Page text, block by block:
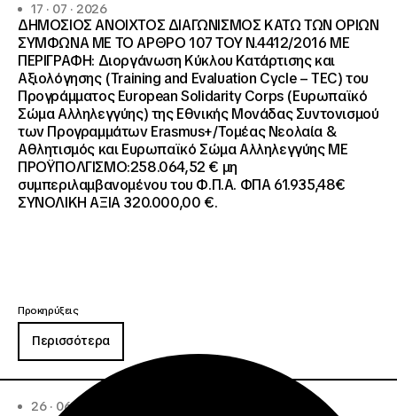
17 · 07 · 2026
ΔΗΜΟΣΙΟΣ ΑΝΟΙΧΤΟΣ ΔΙΑΓΩΝΙΣΜΟΣ ΚΑΤΩ ΤΩΝ ΟΡΙΩΝ
ΣΥΜΦΩΝΑ ΜΕ ΤΟ ΑΡΘΡΟ 107 ΤΟΥ Ν.4412/2016 ΜΕ
ΠΕΡΙΓΡΑΦΗ: Διοργάνωση Κύκλου Κατάρτισης και
Αξιολόγησης (Training and Evaluation Cycle – TEC) του
Προγράμματος European Solidarity Corps (Ευρωπαϊκό
Σώμα Αλληλεγγύης) της Εθνικής Μονάδας Συντονισμού
των Προγραμμάτων Erasmus+/Τομέας Νεολαία &
Αθλητισμός και Ευρωπαϊκό Σώμα Αλληλεγγύης ΜΕ
ΠΡΟΫΠΟΛΓΙΣΜΟ:258.064,52 € μη
συμπεριλαμβανομένου του Φ.Π.Α. ΦΠΑ 61.935,48€
ΣΥΝΟΛΙΚΗ ΑΞΙΑ 320.000,00 €.
Προκηρύξεις
Περισσότερα
26 · 06 · 2026